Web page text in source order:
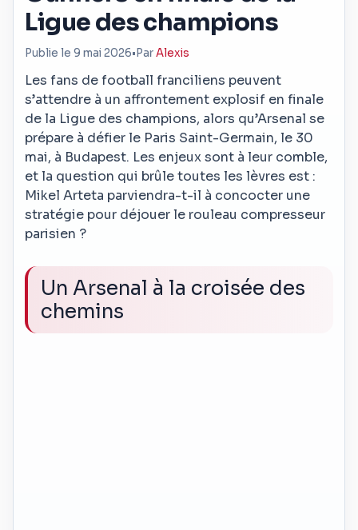
Ligue des champions
Publie le 9 mai 2026• ParAlexis
Les fans de football franciliens peuvent
s’attendre à un affrontement explosif en finale
de la Ligue des champions, alors qu’Arsenal se
prépare à défier le Paris Saint-Germain, le 30
mai, à Budapest. Les enjeux sont à leur comble,
et la question qui brûle toutes les lèvres est :
Mikel Arteta parviendra-t-il à concocter une
stratégie pour déjouer le rouleau compresseur
parisien ?
Un Arsenal à la croisée des
chemins